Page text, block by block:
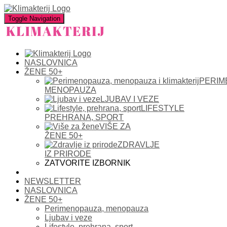
Toggle Navigation
NASLOVNICA
ŽENE 50+
MENOPAUZA
LJUBAV I VEZE
LIFESTYLE
PREHRANA, SPORT
VIŠE ZA
ŽENE 50+
ZDRAVLJE
IZ PRIRODE
ZATVORITE IZBORNIK
NEWSLETTER
NASLOVNICA
ŽENE 50+
Perimenopauza, menopauza
Ljubav i veze